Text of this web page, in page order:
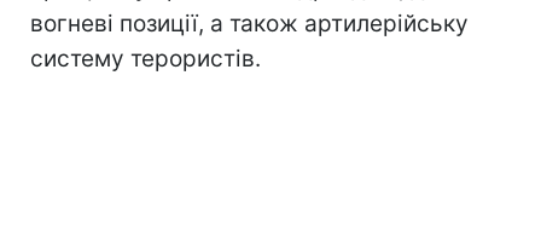
вогневі позиції, а також артилерійську
систему терористів.